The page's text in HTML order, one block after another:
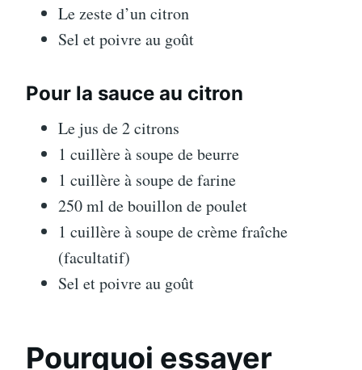
Le zeste d’un citron
Sel et poivre au goût
Pour la sauce au citron
Le jus de 2 citrons
1 cuillère à soupe de beurre
1 cuillère à soupe de farine
250 ml de bouillon de poulet
1 cuillère à soupe de crème fraîche
(facultatif)
Sel et poivre au goût
Pourquoi essayer